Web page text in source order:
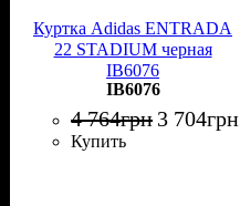
Куртка Adidas ENTRADA
22 STADIUM черная
IB6076
IB6076
4 764грн 3 704грн
Купить